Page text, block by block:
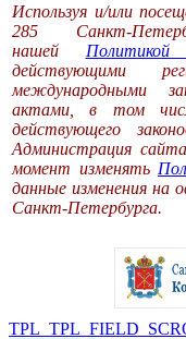
Используя и/или
285 Санкт-
нашей Политикой
действующими
международными
актами, в том
действующего
Администрация
момент изменять
данные изменения
Санкт-Петербурга.